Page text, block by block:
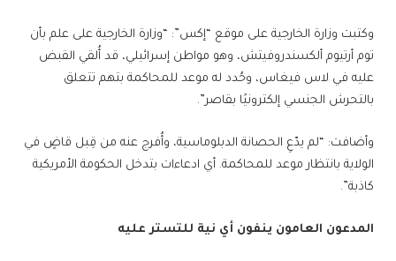
وكتبت وزارة الخارجية على موقع “إكس”: “وزارة الخارجية على علم بأن
توم أرتيوم ألكسندروفيتش، وهو مواطن إسرائيلي، قد أُلقي القبض
عليه في لاس فيغاس، وحُدد له موعد للمحاكمة بتهم تتعلق
بالتحرش الجنسي إلكترونيًا بقاصر”.
وأضافت: “لم يدّعِ الحصانة الدبلوماسية، وأُفرج عنه من قِبل قاضٍ في
الولاية بانتظار موعد للمحاكمة. أي ادعاءات بتدخل الحكومة الأمريكية
كاذبة”.
المدعون العامون ينفون أي نية للتستر عليه